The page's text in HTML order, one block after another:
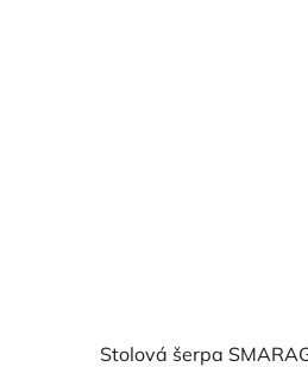
Stolová šerpa